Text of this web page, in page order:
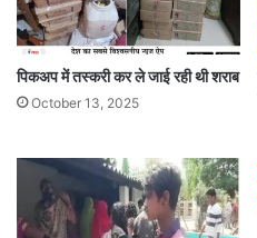
पिकअप में तस्करी कर ले जाई रही थी शराब
October 13, 2025